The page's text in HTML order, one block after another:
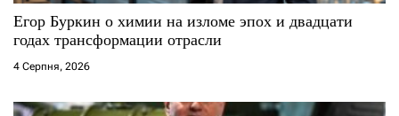
Егор Буркин о химии на изломе эпох и двадцати
годах трансформации отрасли
4 Серпня, 2026